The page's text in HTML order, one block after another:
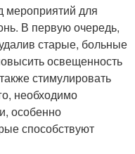
мероприятий для
В первую очередь,
старые, больные
освещенность
стимулировать
необходимо
особенно
способствуют